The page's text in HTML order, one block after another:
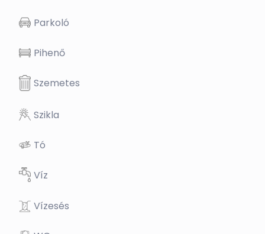
Parkoló
Pihenő
Szemetes
Szikla
Tó
Víz
Vízesés